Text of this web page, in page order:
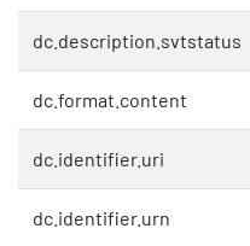
dc.description.svtstatus
dc.format.content
dc.identifier.uri
dc.identifier.urn